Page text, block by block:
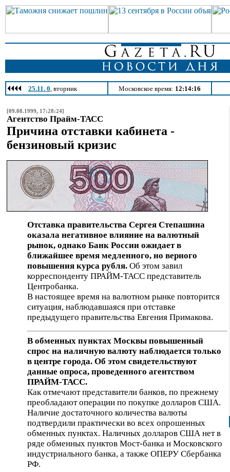
25.11. 0, вторник Московское время: 12:14:16
[09.08.1999, 17:28:24]
Агентство Прайм-ТАСС
Причина отставки кабинета -
бензиновый кризис
Отставка правительства Сергея Степашина
оказала негативное влияние на валютный
рынок, однако Банк России ожидает в
ближайшее время медленного, но верного
повышения курса рубля. Об этом завил
корреспонденту ПРАЙМ-ТАСС представитель
Центробанка.
В настоящее время на валютном рынке повторится
ситуация, наблюдавшаяся при отставке
предыдущего правительства Евгения Примакова.
В обменных пунктах Москвы повышенный
спрос на наличную валюту наблюдается только
в центре города. Об этом свидетельствуют
данные опроса, проведенного агентством
ПРАЙМ-ТАСС.
Как отмечают представители банков, по прежнему
преобладают операции по покупке долларов США.
Наличие достаточного количества валюты
подтвердили практически во всех опрошенных
обменных пунктах. Наличных долларов США нет в
ряде обменных пунктов Мост-банка и Московского
индустриального банка, а также ОПЕРУ Сбербанка
РФ.